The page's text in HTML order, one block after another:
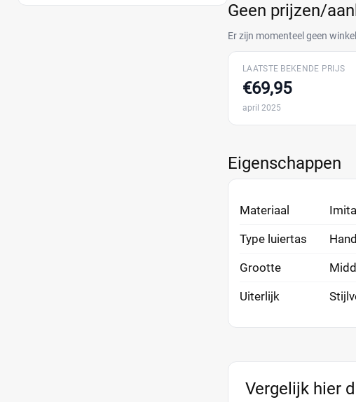
Geen prijzen/
Er zijn momenteel geen
LAATSTE BEKENDE PRIJS
€69,95
april 2025
Eigenschappen
Materiaal
Type luiertas
Grootte
Uiterlijk
Vergelijk hier